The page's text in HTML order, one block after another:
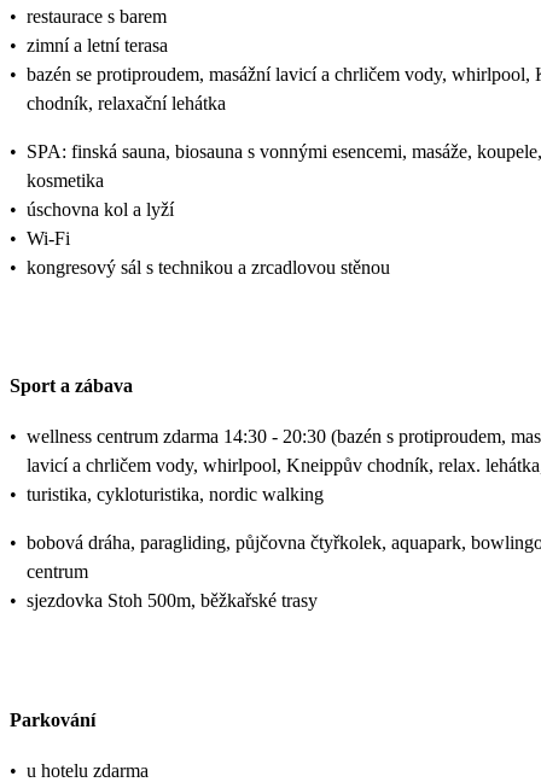
• restaurace s barem
• zimní a letní terasa
• bazén se protiproudem, masážní lavicí a chrličem vody, whirlpool,
chodník, relaxační lehátka
• SPA: finská sauna, biosauna s vonnými esencemi, masáže, koupele,
kosmetika
• úschovna kol a lyží
• Wi-Fi
• kongresový sál s technikou a zrcadlovou stěnou
Sport a zábava
• wellness centrum zdarma 14:30 - 20:30 (bazén s protiproudem,
lavicí a chrličem vody, whirlpool, Kneippův chodník, relax.
• turistika, cykloturistika, nordic walking
• bobová dráha, paragliding, půjčovna čtyřkolek, aquapark,
centrum
• sjezdovka Stoh 500m, běžkařské trasy
Parkování
• u hotelu zdarma